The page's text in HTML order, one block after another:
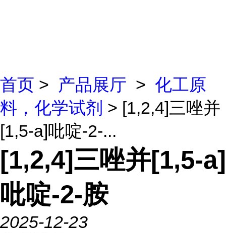
首页 > 产品展厅 > 化工原
料，化学试剂 > [1,2,4]三唑并
[1,5-a]吡啶-2-...
[1,2,4]三唑并[1,5-a]
吡啶-2-胺
2025-12-23